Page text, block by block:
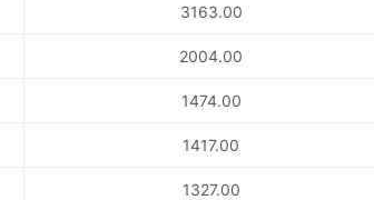
3163.00
2004.00
1474.00
1417.00
1327.00